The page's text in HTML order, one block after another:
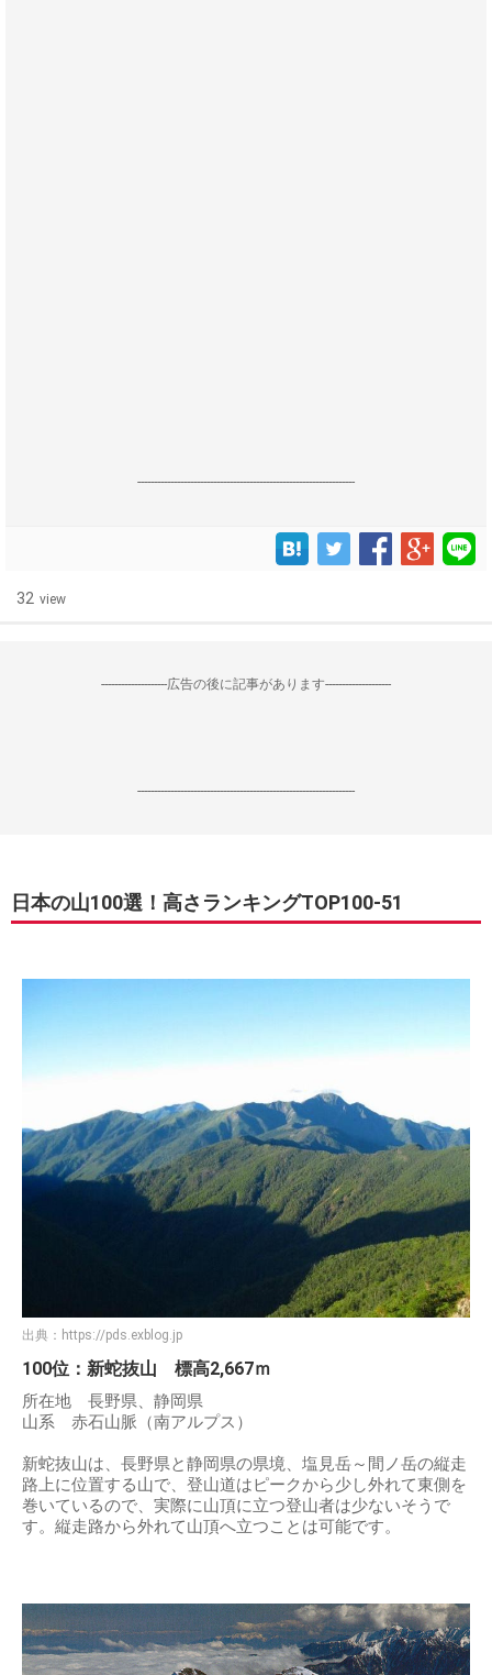
------------------------------------------------------------------
32 view
--------------------広告の後に記事があります--------------------
------------------------------------------------------------------
日本の山100選！高さランキングTOP100-51
出典： https://pds.exblog.jp
100位：新蛇抜山 標高2,667ｍ
所在地 長野県、静岡県
山系 赤石山脈（南アルプス）
新蛇抜山は、長野県と静岡県の県境、塩見岳～間ノ岳の縦走
路上に位置する山で、登山道はピークから少し外れて東側を
巻いているので、実際に山頂に立つ登山者は少ないそうで
す。縦走路から外れて山頂へ立つことは可能です。